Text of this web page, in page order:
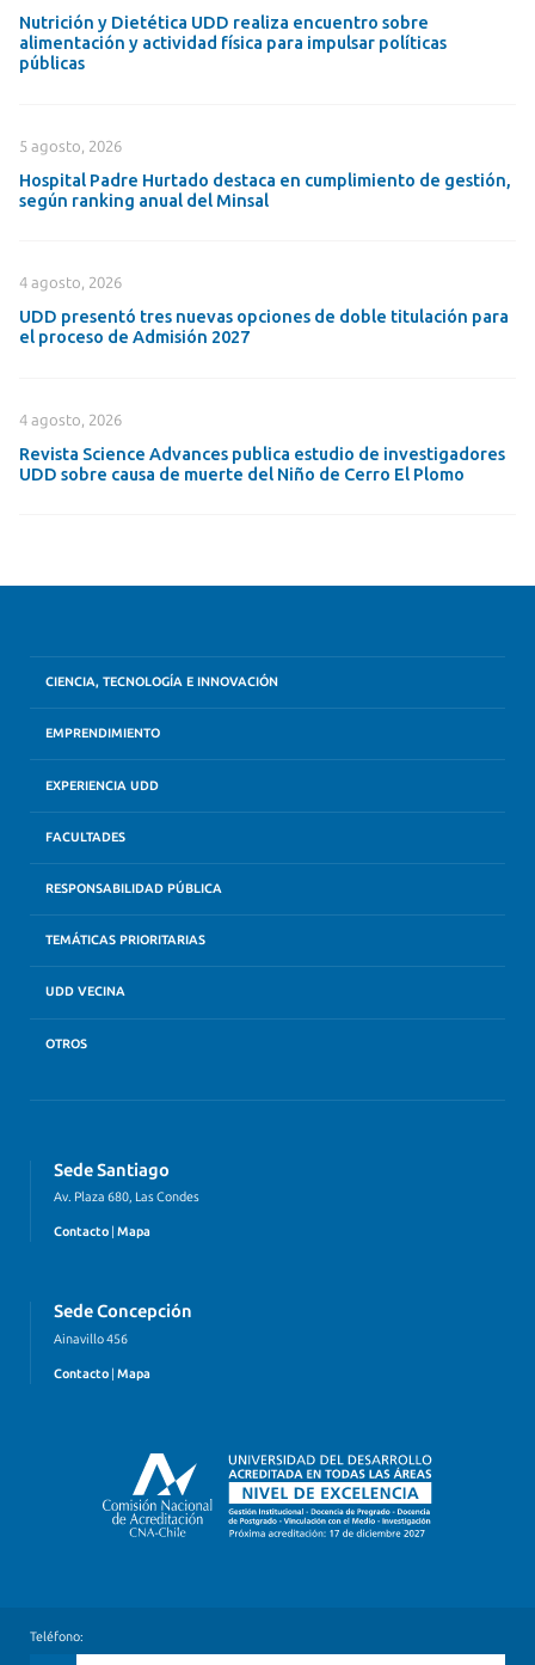
Nutrición y Dietética UDD realiza encuentro sobre
alimentación y actividad física para impulsar políticas
públicas
5 agosto, 2026
Hospital Padre Hurtado destaca en cumplimiento de gestión,
según ranking anual del Minsal
4 agosto, 2026
UDD presentó tres nuevas opciones de doble titulación para
el proceso de Admisión 2027
4 agosto, 2026
Revista Science Advances publica estudio de investigadores
UDD sobre causa de muerte del Niño de Cerro El Plomo
CIENCIA, TECNOLOGÍA E INNOVACIÓN
EMPRENDIMIENTO
EXPERIENCIA UDD
FACULTADES
RESPONSABILIDAD PÚBLICA
TEMÁTICAS PRIORITARIAS
UDD VECINA
OTROS
Sede Santiago
Av. Plaza 680, Las Condes
Contacto Mapa
Sede Concepción
Ainavillo 456
Contacto Mapa
Teléfono: